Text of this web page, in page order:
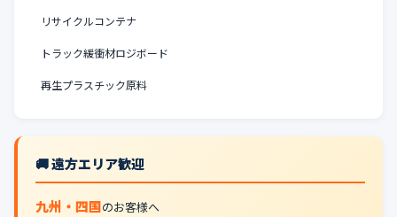
リサイクルコンテナ
トラック緩衝材ロジボード
再生プラスチック原料
🚚 遠方エリア歓迎
九州・四国のお客様へ